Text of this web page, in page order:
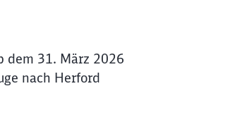
dem 31. März 2026
nach Herford